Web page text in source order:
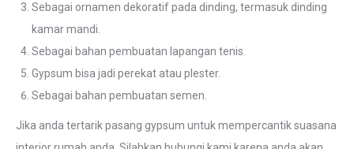
Sebagai ornamen dekoratif pada dinding, termasuk dinding
kamar mandi.
Sebagai bahan pembuatan lapangan tenis.
Gypsum bisa jadi perekat atau plester.
Sebagai bahan pembuatan semen.
Jika anda tertarik pasang gypsum untuk mempercantik suasana